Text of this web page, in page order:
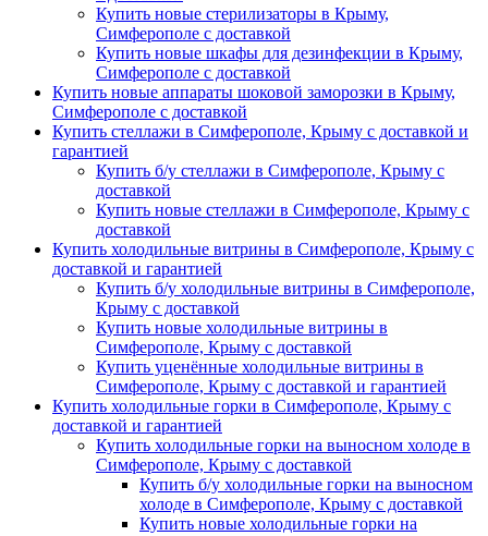
Купить новые стерилизаторы в Крыму,
Симферополе с доставкой
Купить новые шкафы для дезинфекции в Крыму,
Симферополе с доставкой
Купить новые аппараты шоковой заморозки в Крыму,
Симферополе с доставкой
Купить стеллажи в Симферополе, Крыму с доставкой и
гарантией
Купить б/у стеллажи в Симферополе, Крыму с
доставкой
Купить новые стеллажи в Симферополе, Крыму с
доставкой
Купить холодильные витрины в Симферополе, Крыму с
доставкой и гарантией
Купить б/у холодильные витрины в Симферополе,
Крыму с доставкой
Купить новые холодильные витрины в
Симферополе, Крыму с доставкой
Купить уценённые холодильные витрины в
Симферополе, Крыму с доставкой и гарантией
Купить холодильные горки в Симферополе, Крыму с
доставкой и гарантией
Купить холодильные горки на выносном холоде в
Симферополе, Крыму с доставкой
Купить б/у холодильные горки на выносном
холоде в Симферополе, Крыму с доставкой
Купить новые холодильные горки на